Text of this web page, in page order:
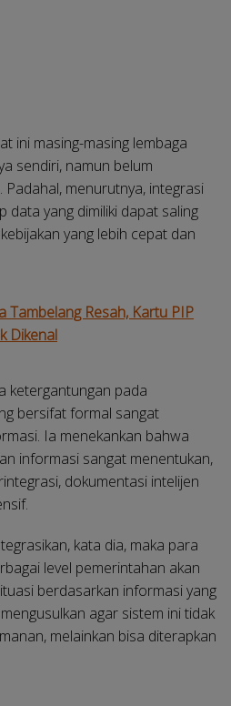
ini masing-masing lembaga
sendiri, namun belum
menurutnya, integrasi
data yang dimiliki dapat saling
yang lebih cepat dan
Tambelang Resah, Kartu PIP
Dikenal
ketergantungan pada
bersifat formal sangat
Ia menekankan bahwa
informasi sangat menentukan,
dokumentasi intelijen
kata dia, maka para
level pemerintahan akan
berdasarkan informasi yang
agar sistem ini tidak
melainkan bisa diterapkan